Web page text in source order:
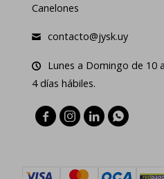
Canelones
contacto@jysk.uy
Lunes a Domingo de 10
4 días hábiles.
   